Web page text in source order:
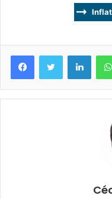
FacebookTwitter